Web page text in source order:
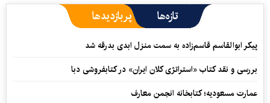
تازه‌ها پربازدیدها
پیکر ابوالقاسم قاسم‌زاده به سمت منزل ابدی بدرقه شد
بررسی و نقد کتاب «استراتژی کلان ایران» در کتابفروشی دبا
عمارت مسعودیه؛ کتابخانه انجمن معارف